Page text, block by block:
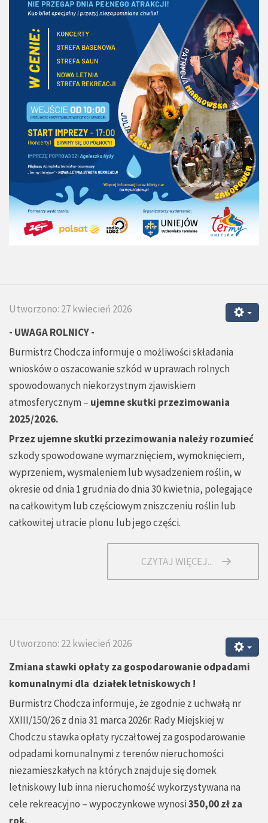
Utworzono: 27 kwiecień 2026
- UWAGA ROLNICY -
Burmistrz Chodcza informuje o możliwości składania
wniosków o oszacowanie szkód w uprawach rolnych
spowodowanych niekorzystnym zjawiskiem
atmosferycznym – ujemne skutki przezimowania
2025/2026.
Przez ujemne skutki przezimowania należy rozumieć
szkody spowodowane wymarznięciem, wymoknięciem,
wyprzeniem, wysmaleniem lub wysadzeniem roślin, w
okresie od dnia 1 grudnia do dnia 30 kwietnia, polegające
na całkowitym lub częściowym zniszczeniu roślin lub
całkowitej utracie plonu lub jego części.
CZYTAJ WIĘCEJ...
Utworzono: 22 kwiecień 2026
Zmiana stawki opłaty za gospodarowanie odpadami
komunalnymi dla działek letniskowych !
Burmistrz Chodcza informuje, że zgodnie z uchwałą nr
XXIII/150/26 z dnia 31 marca 2026r. Rady Miejskiej w
Chodczu stawka opłaty ryczałtowej za gospodarowanie
odpadami komunalnymi z terenów nieruchomości
niezamieszkałych na których znajduje się domek
letniskowy lub inna nieruchomość wykorzystywana na
cele rekreacyjno – wypoczynkowe wynosi350,00 zł za